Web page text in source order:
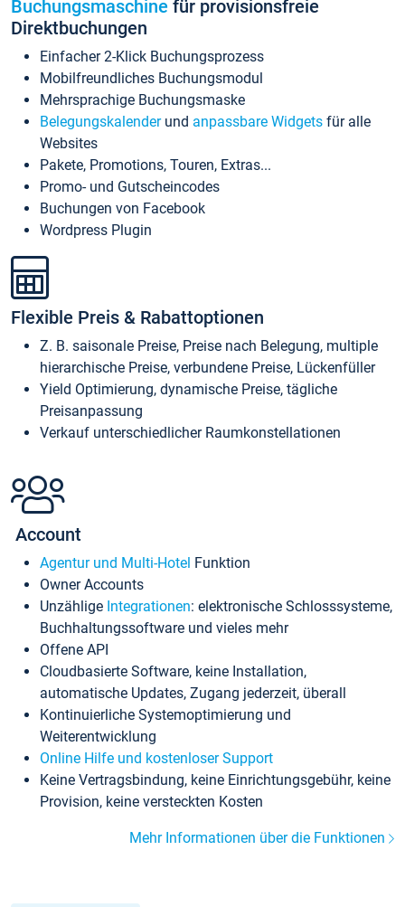
Buchungsmaschine für provisionsfreie
Direktbuchungen
Einfacher 2-Klick Buchungsprozess
Mobilfreundliches Buchungsmodul
Mehrsprachige Buchungsmaske
Belegungskalenderund anpassbare Widgets für alle
Websites
Pakete, Promotions, Touren, Extras...
Promo- und Gutscheincodes
Buchungen von Facebook
Wordpress Plugin
Flexible Preis & Rabattoptionen
Z. B. saisonale Preise, Preise nach Belegung, multiple
hierarchische Preise, verbundene Preise, Lückenfüller
Yield Optimierung, dynamische Preise, tägliche
Preisanpassung
Verkauf unterschiedlicher Raumkonstellationen
Account
Agentur und Multi-Hotel Funktion
Owner Accounts
Unzählige Integrationen: elektronische Schlosssysteme,
Buchhaltungssoftware und vieles mehr
Offene API
Cloudbasierte Software, keine Installation,
automatische Updates, Zugang jederzeit, überall
Kontinuierliche Systemoptimierung und
Weiterentwicklung
Online Hilfe und kostenloser Support
Keine Vertragsbindung, keine Einrichtungsgebühr, keine
Provision, keine versteckten Kosten
Mehr Informationen über die Funktionen